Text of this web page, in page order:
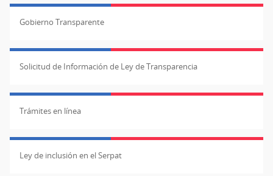
Gobierno Transparente
Solicitud de Información de Ley de Transparencia
Trámites en línea
Ley de inclusión en el Serpat